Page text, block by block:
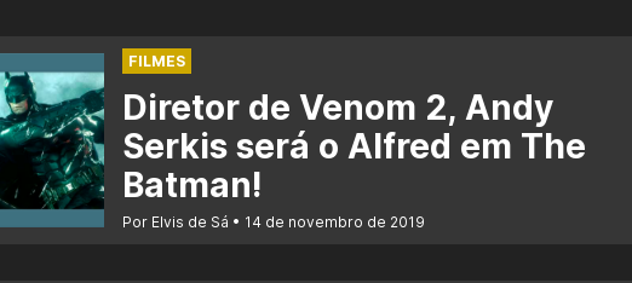
FILMES
Diretor de Venom 2, Andy
Serkis será o Alfred em The
Batman!
Por Elvis de Sá 14 de novembro de 2019